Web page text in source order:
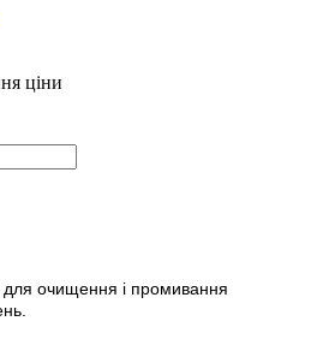
ціни
очищення і промивання